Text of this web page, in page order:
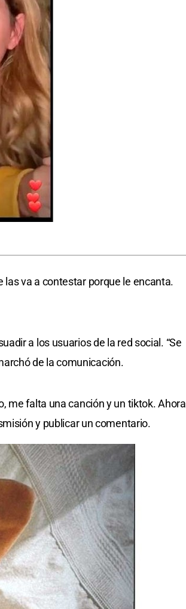
las va a contestar porque le encanta.
a los usuarios de la red social. “Se
de la comunicación.
me falta una canción y un tiktok. Ahora
y publicar un comentario.